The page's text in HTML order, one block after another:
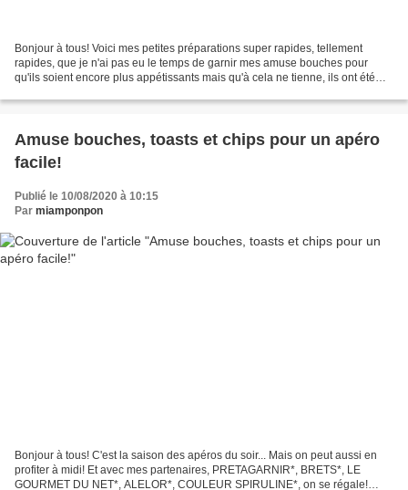
Bonjour à tous! Voici mes petites préparations super rapides, tellement
rapides, que je n'ai pas eu le temps de garnir mes amuse bouches pour
qu'ils soient encore plus appétissants mais qu'à cela ne tienne, ils ont été
Amuse bouches, toasts et chips pour un apéro
facile!
Publié le 10/08/2020 à 10:15
Par miamponpon
Bonjour à tous! C'est la saison des apéros du soir... Mais on peut aussi en
profiter à midi! Et avec mes partenaires, PRETAGARNIR*, BRETS*, LE
GOURMET DU NET*, ALELOR*, COULEUR SPIRULINE*, on se régale!